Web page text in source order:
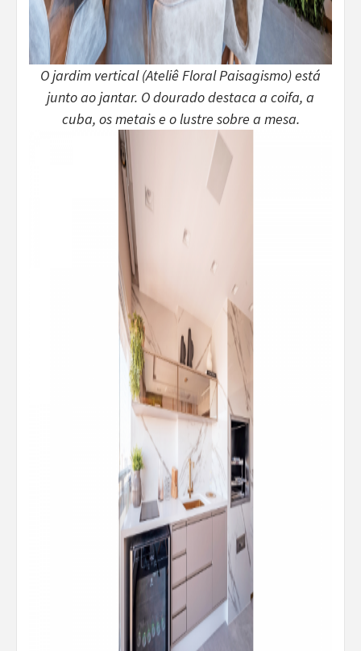
O jardim vertical (Ateliê Floral Paisagismo) está
junto ao jantar. O dourado destaca a coifa, a
cuba, os metais e o lustre sobre a mesa.